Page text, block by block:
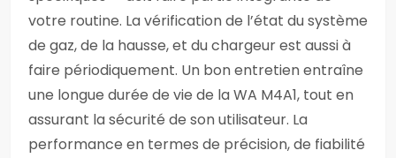
votre routine. La vérification de l’état du système
de gaz, de la hausse, et du chargeur est aussi à
faire périodiquement. Un bon entretien entraîne
une longue durée de vie de la WA M4A1, tout en
assurant la sécurité de son utilisateur. La
performance en termes de précision, de fiabilité